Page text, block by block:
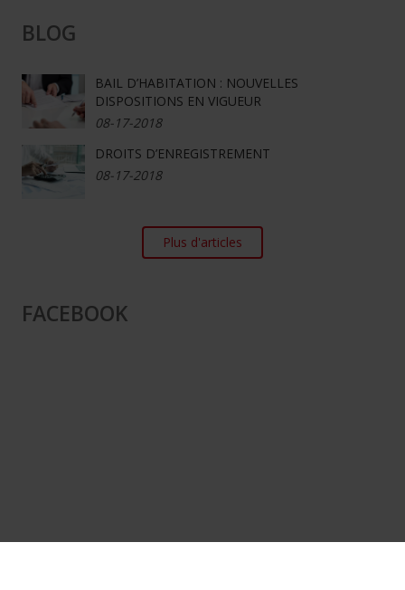
BLOG
BAIL D’HABITATION : NOUVELLES
DISPOSITIONS EN VIGUEUR
08-17-2018
DROITS D’ENREGISTREMENT
08-17-2018
Plus d'articles
FACEBOOK